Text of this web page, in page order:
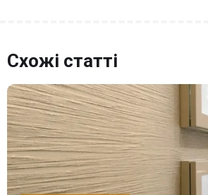
Схожі статті